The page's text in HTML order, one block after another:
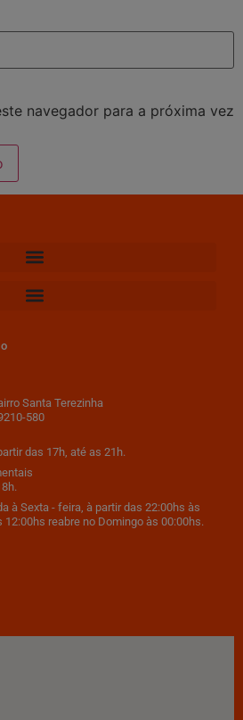
navegador para a próxima vez
Santa Terezinha
580
das 17h, até as 21h.
à Sexta - feira, à partir das 22:00hs às
12:00hs reabre no Domingo às 00:00hs.